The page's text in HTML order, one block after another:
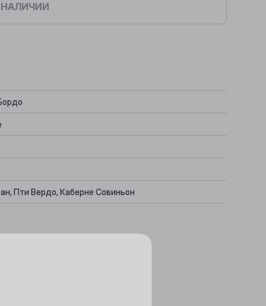
НАЛИЧИИ
Пти Вердо, Каберне Совиньон